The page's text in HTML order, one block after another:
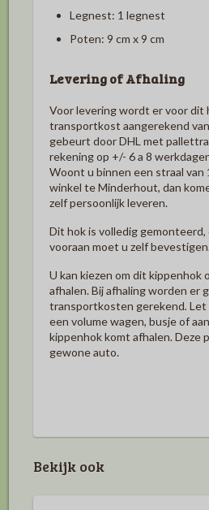
Legnest: 1 legnest
Poten: 9 cm x 9 cm
Levering of Afhaling
Voor levering wordt er voor dit
transportkost aangerekend
gebeurt door DHL met
rekening op +/- 6 a 8
Woont u binnen een straal van
winkel te Minderhout, dan
zelf persoonlijk leveren.
Dit hok is volledig gemonteerd,
vooraan moet u zelf
U kan kiezen om dit kippenhok
afhalen. Bij afhaling worden er
transportkosten gerekend. Let
een volume wagen, busje of
kippenhok komt afhalen. Deze
gewone auto.
Bekijk ook